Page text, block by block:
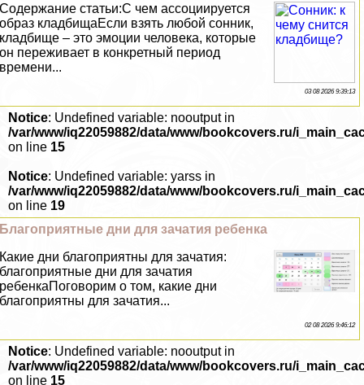
Содержание статьи:С чем ассоциируется
образ кладбищаЕсли взять любой сонник,
кладбище – это эмоции человека, которые
он переживает в конкретный период
времени...
03 08 2026 9:39:13
Notice: Undefined variable: nooutput in
/var/www/iq22059882/data/www/bookcovers.ru/
on line 15
Notice: Undefined variable: yarss in
/var/www/iq22059882/data/www/bookcovers.ru/
on line 19
Благоприятные дни для зачатия ребенка
Какие дни благоприятны для зачатия:
благоприятные дни для зачатия
ребенкаПоговорим о том, какие дни
благоприятны для зачатия...
02 08 2026 9:46:12
Notice: Undefined variable: nooutput in
/var/www/iq22059882/data/www/bookcovers.ru/
on line 15